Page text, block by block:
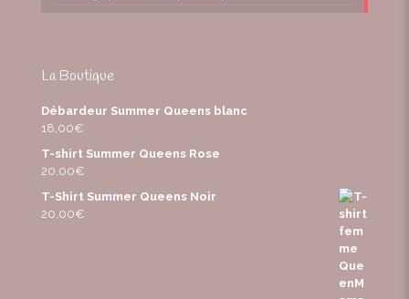
La Boutique
Débardeur Summer Queens blanc
18,00€
T-shirt Summer Queens Rose
20,00€
T-Shirt Summer Queens Noir
20,00€